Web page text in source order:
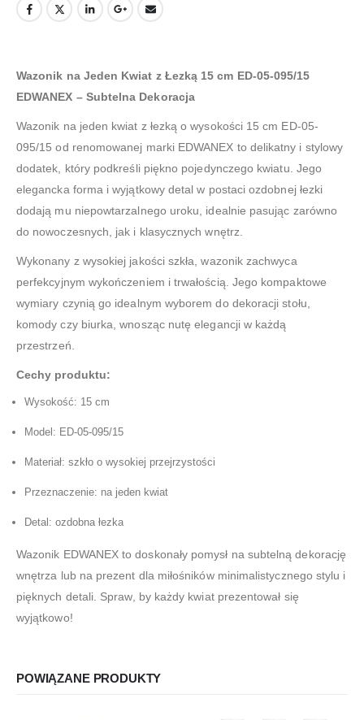
Wazonik na Jeden Kwiat z Łezką 15 cm ED-05-095/15
EDWANEX – Subtelna Dekoracja
Wazonik na jeden kwiat z łezką o wysokości 15 cm ED-05-
095/15 od renomowanej marki EDWANEX to delikatny i stylowy
dodatek, który podkreśli piękno pojedynczego kwiatu. Jego
elegancka forma i wyjątkowy detal w postaci ozdobnej łezki
dodają mu niepowtarzalnego uroku, idealnie pasując zarówno
do nowoczesnych, jak i klasycznych wnętrz.
Wykonany z wysokiej jakości szkła, wazonik zachwyca
perfekcyjnym wykończeniem i trwałością. Jego kompaktowe
wymiary czynią go idealnym wyborem do dekoracji stołu,
komody czy biurka, wnosząc nutę elegancji w każdą
przestrzeń.
Cechy produktu:
Wysokość: 15 cm
Model: ED-05-095/15
Materiał: szkło o wysokiej przejrzystości
Przeznaczenie: na jeden kwiat
Detal: ozdobna łezka
Wazonik EDWANEX to doskonały pomysł na subtelną dekorację
wnętrza lub na prezent dla miłośników minimalistycznego stylu i
pięknych detali. Spraw, by każdy kwiat prezentował się
wyjątkowo!
POWIĄZANE PRODUKTY